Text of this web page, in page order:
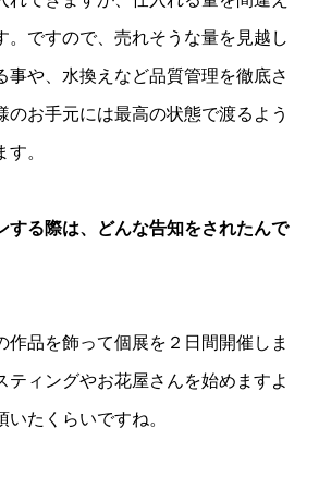
。ですので、売れそうな量を見越し
事や、水換えなど品質管理を徹底さ
のお手元には最高の状態で渡るよう
。
る際は、どんな告知をされたんで
品を飾って個展を２日間開催しま
ティングやお花屋さんを始めますよ
たくらいですね。